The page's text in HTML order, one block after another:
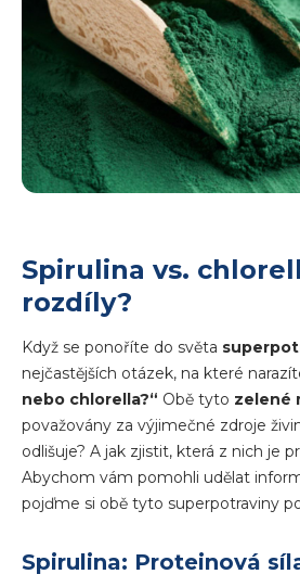
Spirulina vs.
rozdíly?
Když se ponoříte do světa
nejčastějších otázek, na které
nebo chlorella?“ Obě tyto zelené
považovány za výjimečné zdroje
odlišuje? A jak zjistit, která z nich je
Abychom vám pomohli udělat
pojďme si obě tyto superpotraviny
Spirulina: Proteinová